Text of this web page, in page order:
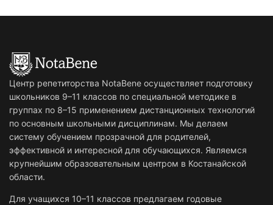
Центр репетиторства NotaBene осуществляет подготовку
школьников 9–11 классов по специальной методике в
группах по 8–15 применением дистанционных технологий
по основным школьными дисциплинам. Мы делаем
систему обучением прозрачной для родителей,
эффективной и интересной для обучающихся. Являемся
крупнейшим образовательным центром в Костанайской
области.
Для учащихся 10–11 классов предлагаем годовые